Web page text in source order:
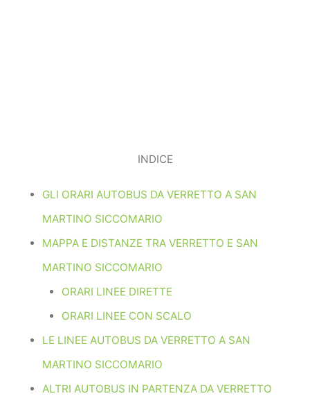
INDICE
GLI ORARI AUTOBUS DA VERRETTO A SAN
MARTINO SICCOMARIO
MAPPA E DISTANZE TRA VERRETTO E SAN
MARTINO SICCOMARIO
ORARI LINEE DIRETTE
ORARI LINEE CON SCALO
LE LINEE AUTOBUS DA VERRETTO A SAN
MARTINO SICCOMARIO
ALTRI AUTOBUS IN PARTENZA DA VERRETTO